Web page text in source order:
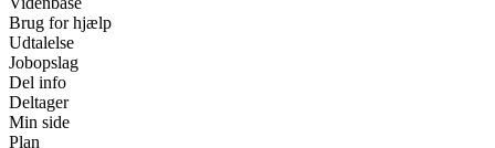
Brug for hjælp
Udtalelse
Jobopslag
Del info
Deltager
Min side
Plan